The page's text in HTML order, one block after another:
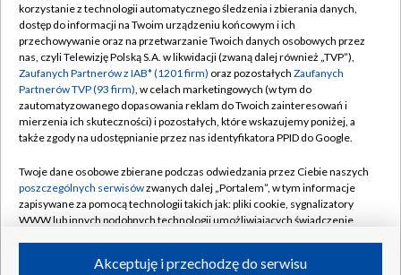
TVP
Abonament TVP
Emisja w TVP
Centrum informacji TVP
Naziemna Telewizja Cyfrowa
Rada Programowa
System NOS
Informacje o nadawcy
Program dla prasy
Regulamin TVP
Polityka prywatności
Moje zgody
Pomoc
Kontakt
Kanały
korzystanie z technologii automatycznego śledzenia i zbierania danych,
dostęp do informacji na Twoim urządzeniu końcowym i ich
przechowywanie oraz na przetwarzanie Twoich danych osobowych przez
nas, czyli Telewizję Polską S.A. w likwidacji (zwaną dalej również „TVP”),
Zaufanych Partnerów z IAB* (1201 firm) oraz pozostałych Zaufanych
Partnerów TVP (93 firm), w celach marketingowych (w tym do
zautomatyzowanego dopasowania reklam do Twoich zainteresowań i
mierzenia ich skuteczności) i pozostałych, które wskazujemy poniżej, a
także zgody na udostępnianie przez nas identyfikatora PPID do Google.
Twoje dane osobowe zbierane podczas odwiedzania przez Ciebie naszych
poszczególnych serwisówzwanych dalej „Portalem”, w tym informacje
zapisywane za pomocą technologii takich jak: pliki cookie, sygnalizatory
WWW lub innych podobnych technologii umożliwiających świadczenie
ruchu w Internecie.Akceptuję i przechodzę do serwisu